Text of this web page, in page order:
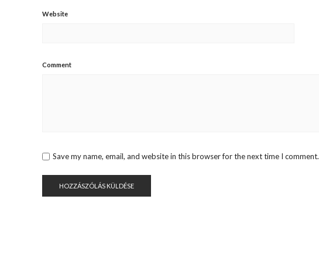
Website
Comment
Save my name, email, and website in this browser for the next time I comment.